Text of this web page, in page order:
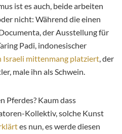
ist es auch, beide arbeiten
nicht: Während die einen
der Ausstellung für
Padi, indonesischer
Israeli mittenmang platziert, der
male ihn als Schwein.
Pferdes? Kaum dass
Kollektiv, solche Kunst
es nun, es werde diesen